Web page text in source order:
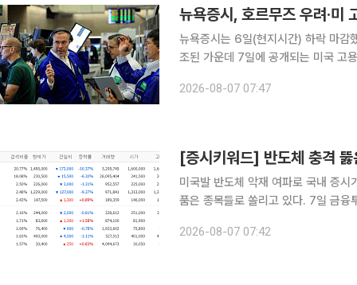
뉴욕증시는 6일(현지시간) 하락 마감
조된 가운데 7일에 공개되는 미국 고용
5만3885.10에 마무리했다.
2026-08-07 07:47
미국발 반도체 악재 여파로 국내 증
품은 종목들로 쏠리고 있다. 7일 금융투자업계에 따르면 이날 장 시작 전 네이버페이증권 실시간 검
히 장 개장 전 검색 비율에서 SK하
2026-08-07 07:42